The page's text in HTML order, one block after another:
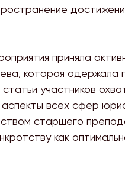
приняла
которая одержала
участников
всех сфер
старшего
как